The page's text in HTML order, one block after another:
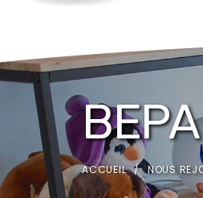
ACCUEIL NOUS